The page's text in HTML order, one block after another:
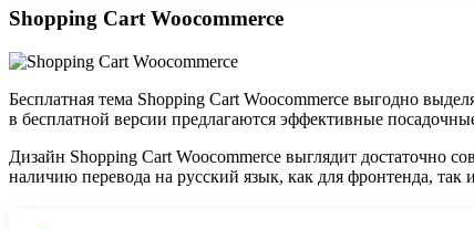
Shopping Cart Woocommerce
Бесплатная тема Shopping Cart Woocommerce выгодно
в бесплатной версии предлагаются эффективные
Дизайн Shopping Cart Woocommerce выглядит достаточно
наличию перевода на русский язык, как для фронтенда, так